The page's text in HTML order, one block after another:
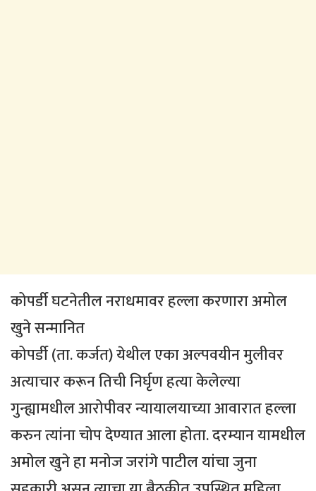
कोपर्डी घटनेतील नराधमावर हल्ला करणारा अमोल
खुने सन्मानित
कोपर्डी (ता. कर्जत) येथील एका अल्पवयीन मुलीवर
अत्याचार करून तिची निर्घृण हत्या केलेल्या
गुन्ह्यामधील आरोपीवर न्यायालयाच्या आवारात हल्ला
करुन त्यांना चोप देण्यात आला होता. दरम्यान यामधील
अमोल खुने हा मनोज जरांगे पाटील यांचा जुना